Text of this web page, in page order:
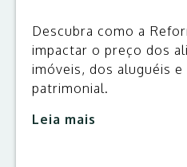
Descubra como a
impactar o preço dos
imóveis, dos aluguéis
patrimonial.
Leia mais